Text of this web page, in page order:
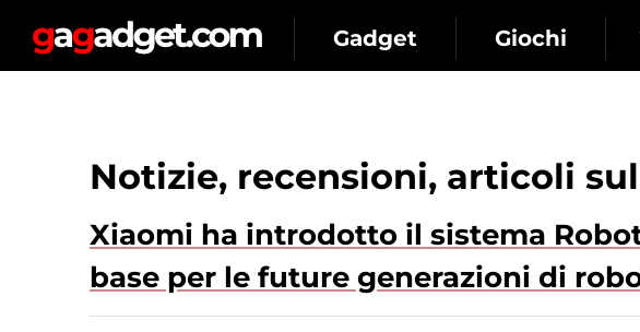
Gadget Giochi
Notizie, recensioni, articoli
Xiaomi ha introdotto il sistema
base per le future generazioni di